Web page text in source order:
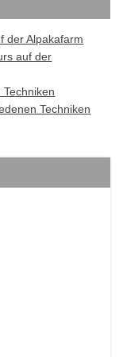
der Alpakafarm
auf der
Techniken